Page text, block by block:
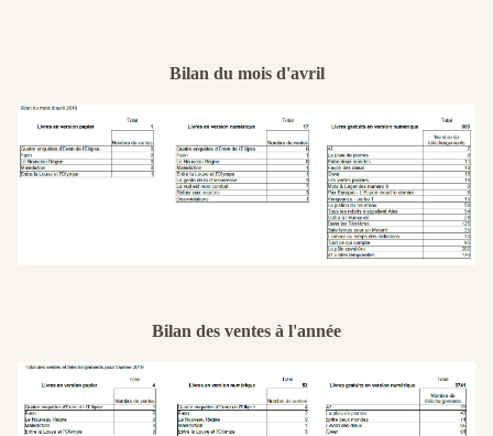
Bilan du mois d'avril
Bilan des ventes à l'année